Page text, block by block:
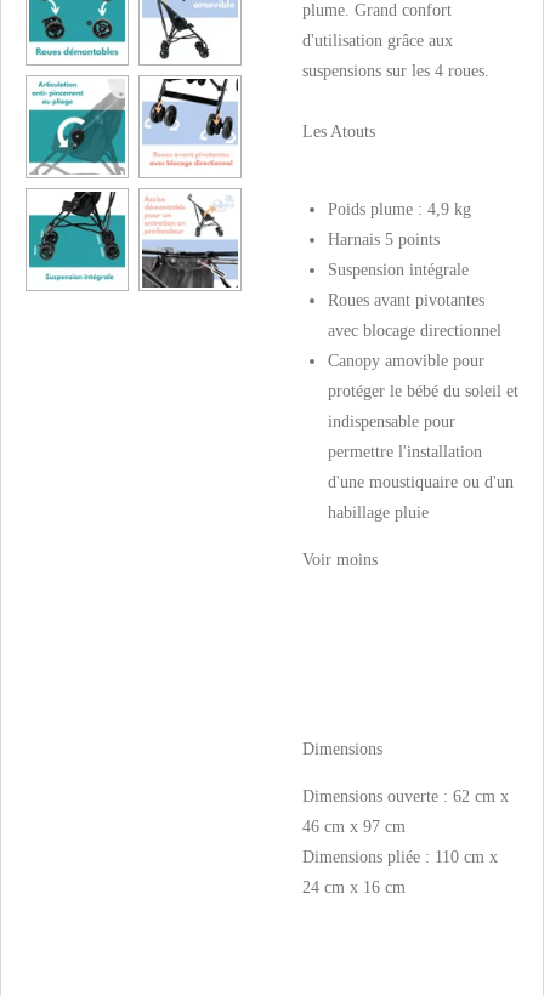
plume. Grand confort
d'utilisation grâce aux
suspensions sur les 4 roues.
Les Atouts
Poids plume : 4,9 kg
Harnais 5 points
Suspension intégrale
Roues avant pivotantes
avec blocage directionnel
Canopy amovible pour
protéger le bébé du soleil et
indispensable pour
permettre l'installation
d'une moustiquaire ou d'un
habillage pluie
Voir moins
Dimensions
Dimensions ouverte : 62 cm x
46 cm x 97 cm
Dimensions pliée : 110 cm x
24 cm x 16 cm